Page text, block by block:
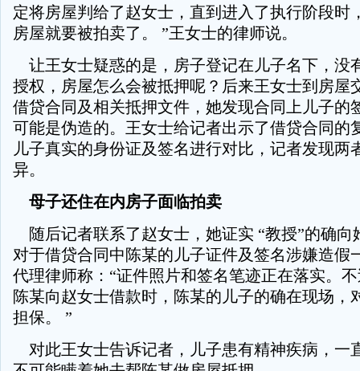
定将房屋判给了赵女士，直到进入了执行阶段时
房屋就要被拍卖了。 ”王女士的律师说。
让王女士疑惑的是，房子登记在儿子名下，没
授权，房屋怎么会被抵押呢？后来王女士到房屋
借贷合同及相关抵押文件，她发现合同上儿子的
可能是伪造的。王女士给记者出示了借贷合同的
儿子真实的身份证及签名进行对比，记者发现两
异。
母子还住在内房子面临拍卖
随后记者联系了赵女士，她证实 “教授”的确向
对于借贷合同中陈某的儿子证件及签名涉嫌造假
代理律师称：“证件照片和签名笔迹正在落实。
陈某向赵女士借款时，陈某的儿子的确在现场，
担保。 ”
对此王女士告诉记者，儿子患有精神疾病，一